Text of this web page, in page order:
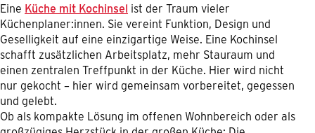
Eine Küche mit Kochinsel ist der Traum vieler
Küchenplaner:innen. Sie vereint Funktion, Design und
Geselligkeit auf eine einzigartige Weise. Eine Kochinsel
schafft zusätzlichen Arbeitsplatz, mehr Stauraum und
einen zentralen Treffpunkt in der Küche. Hier wird nicht
nur gekocht – hier wird gemeinsam vorbereitet, gegessen
und gelebt.
Ob als kompakte Lösung im offenen Wohnbereich oder als